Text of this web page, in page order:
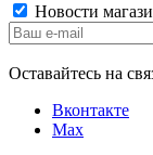
Новости
Оставайтесь на
Вконтакте
Max